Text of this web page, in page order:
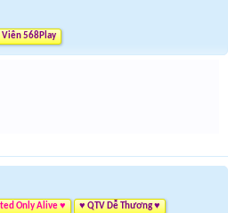
Viên 568Play
Only Alive ♥ ♥ QTV Dễ Thương ♥